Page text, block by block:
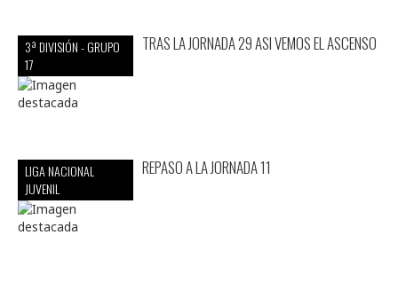
3ª DIVISIÓN - GRUPO
17
TRAS LA JORNADA 29 ASI VEMOS EL ASCENSO
LIGA NACIONAL
JUVENIL
REPASO A LA JORNADA 11